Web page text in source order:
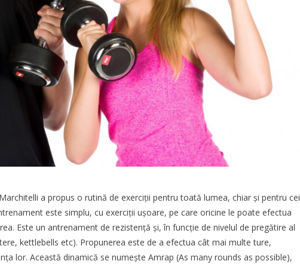
a propus o rutină de exerciții pentru toată lumea, chiar și pentru cei
este simplu, cu exerciții ușoare, pe care oricine le poate efectua
Este un antrenament de rezistență și, în funcție de nivelul de pregătire al
kettlebells etc). Propunerea este de a efectua cât mai multe ture,
lor. Această dinamică se numește Amrap (As many rounds as possible),